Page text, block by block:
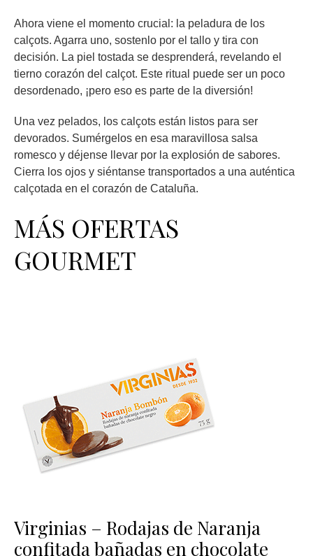
Ahora viene el momento crucial: la peladura de los
calçots. Agarra uno, sostenlo por el tallo y tira con
decisión. La piel tostada se desprenderá, revelando el
tierno corazón del calçot. Este ritual puede ser un poco
desordenado, ¡pero eso es parte de la diversión!
Una vez pelados, los calçots están listos para ser
devorados. Sumérgelos en esa maravillosa salsa
romesco y déjense llevar por la explosión de sabores.
Cierra los ojos y siéntanse transportados a una auténtica
calçotada en el corazón de Cataluña.
MÁS OFERTAS
GOURMET
Virginias – Rodajas de Naranja
confitada bañadas en chocolate